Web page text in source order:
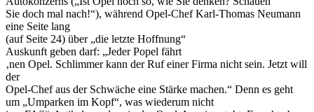
Sie doch mal nach!“), während Opel-Chef Karl-Thomas Neumann
eine Seite lang
(auf Seite 24) über „die letzte Hoffnung“
Auskunft geben darf: „Jeder Popel fährt
‚nen Opel. Schlimmer kann der Ruf einer Firma nicht sein. Jetzt will
der
Opel-Chef aus der Schwäche eine Stärke machen.“ Denn es geht
um „Umparken im Kopf“, was wiederum nicht